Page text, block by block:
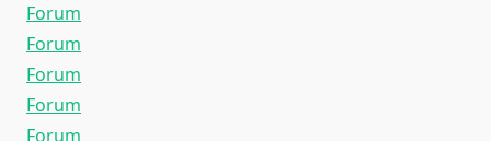
Forum
Forum
Forum
Forum
Forum